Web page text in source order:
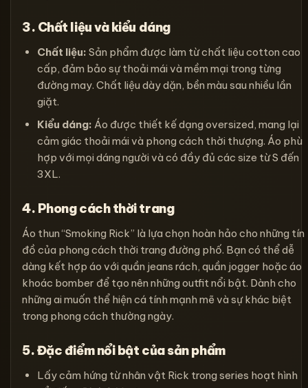
3. Chất liệu và kiểu dáng
Chất liệu: Sản phẩm được làm từ chất liệu cotton cao
cấp, đảm bảo sự thoải mái và mềm mại trong từng
đường may. Chất liệu dày dặn, bền màu sau nhiều lần
giặt.
Kiểu dáng: Áo được thiết kế dạng oversized, mang lại
cảm giác thoải mái và phong cách thời thượng. Áo phù
hợp với mọi dáng người và có đầy đủ các size từ S đến
3XL.
4. Phong cách thời trang
Áo thun “Smoking Rick” là lựa chọn hoàn hảo cho những tín
đồ của phong cách thời trang đường phố. Bạn có thể dễ
dàng kết hợp áo với quần jeans rách, quần jogger hoặc áo
khoác bomber để tạo nên những outfit nổi bật. Dành cho
những ai muốn thể hiện cá tính mạnh mẽ và sự khác biệt
trong phong cách thường ngày.
5. Đặc điểm nổi bật của sản phẩm
Lấy cảm hứng từ nhân vật Rick trong series hoạt hình